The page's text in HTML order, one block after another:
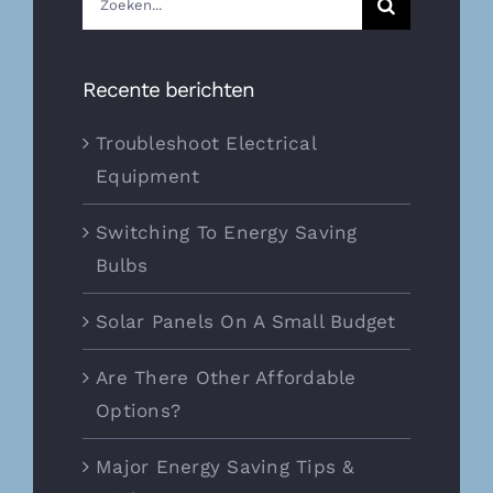
naar:
Recente berichten
Troubleshoot Electrical
Equipment
Switching To Energy Saving
Bulbs
Solar Panels On A Small Budget
Are There Other Affordable
Options?
Major Energy Saving Tips &